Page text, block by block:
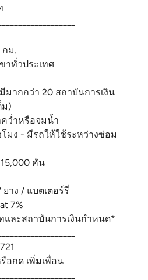
กม.
าทั่วประเทศ
มากกว่า 20 สถาบันการเงิน
ม)
ว่ำหรือจมน้ำ
มง - มีรถให้ใช้ระหว่างซ่อม
คัน
าง / แบตเตอร์รี่
7%
และสถาบันการเงินกำหนด*
รือกด เพิ่มเพื่อน